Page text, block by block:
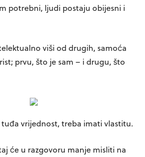
potrebni, ljudi postaju obijesni i
viši od drugih, samoća
prvu, što je sam – i drugu, što
tuđa vrijednost, treba imati vlastitu.
će u razgovoru manje misliti na